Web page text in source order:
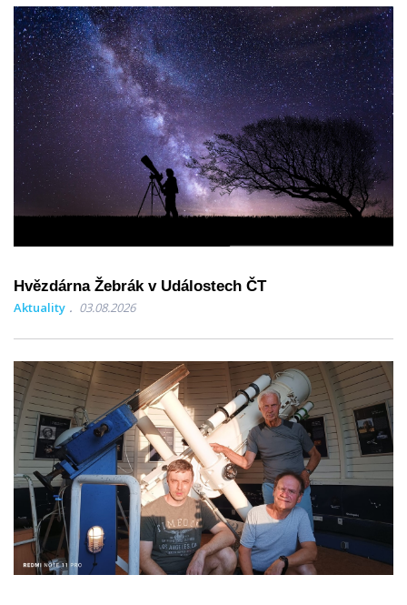
Hvězdárna Žebrák v Událostech ČT
Aktuality 03.08.2026